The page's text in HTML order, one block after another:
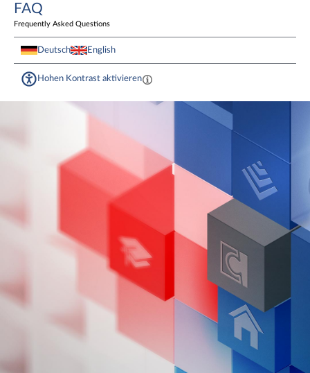
FAQ
Frequently Asked Questions
Deutsch English
Hohen Kontrast aktivieren